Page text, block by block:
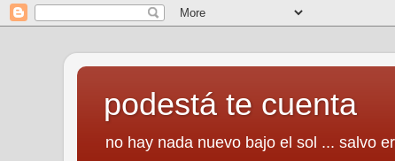
podestá te cuenta
no hay nada nuevo bajo el sol ... salvo